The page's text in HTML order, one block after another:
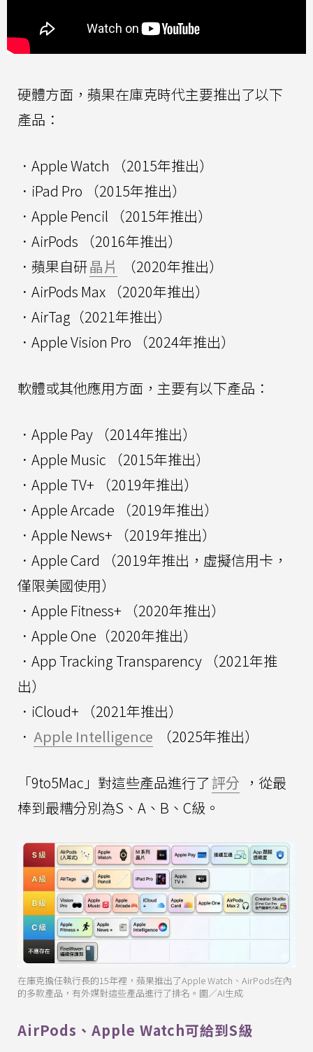
硬體方面，蘋果在庫克時代主要推出了以下
產品：
．Apple Watch （2015年推出）
．iPad Pro （2015年推出）
．Apple Pencil （2015年推出）
．AirPods （2016年推出）
．蘋果自研晶片
（2020年推出）
．AirPods Max （2020年推出）
．AirTag（2021年推出）
．Apple Vision Pro （2024年推出）
軟體或其他應用方面，主要有以下產品：
．Apple Pay （2014年推出）
．Apple Music （2015年推出）
．Apple TV+ （2019年推出）
．Apple Arcade （2019年推出）
．Apple News+ （2019年推出）
．Apple Card （2019年推出，虛擬信用卡，
僅限美國使用）
．Apple Fitness+ （2020年推出）
．Apple One（2020年推出）
．App Tracking Transparency （2021年推
出）
．iCloud+ （2021年推出）
． Apple Intelligence （2025年推出）
「9to5Mac」對這些產品進行了評分 ，從最
棒到最糟分別為S、A、B、C級。
在庫克擔任執行長的15年裡，蘋果推出了Apple Watch、AirPods在內
的多款產品，有外媒對這些產品進行了排名。圖／AI生成
AirPods、Apple Watch可給到S級